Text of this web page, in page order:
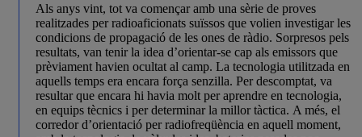
Als anys vint, tot va començar amb una sèrie de proves
realitzades per radioaficionats suïssos que volien investigar les
condicions de propagació de les ones de ràdio. Sorpresos pels
resultats, van tenir la idea d’orientar-se cap als emissors que
prèviament havien ocultat al camp. La tecnologia utilitzada en
aquells temps era encara força senzilla. Per descomptat, va
resultar que encara hi havia molt per aprendre en tecnologia,
en equips tècnics i per determinar la millor tàctica. A més, el
corredor d’orientació per radiofreqüència en aquell moment,